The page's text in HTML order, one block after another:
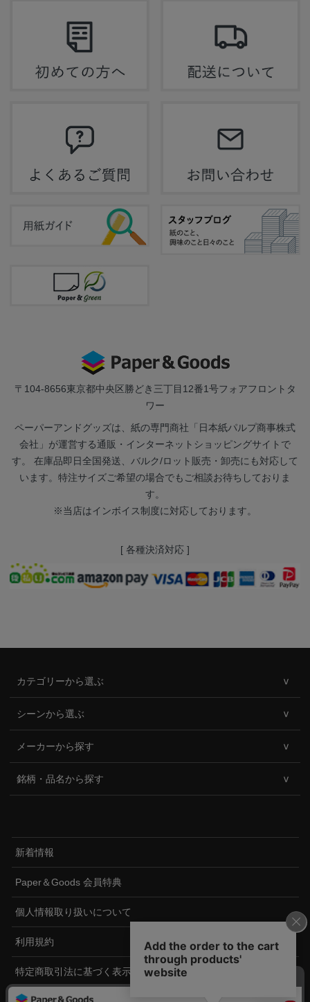
〒104-8656東京都中央区勝どき三丁目12番1号フォアフロントタ
ワー
ペーパーアンドグッズは、紙の専門商社「日本紙パルプ商事株式
会社」が運営する通販・インターネットショッピングサイトで
す。 在庫品即日全国発送、バルク/ロット販売・卸売にも対応して
います。特注サイズご希望の場合でもご相談お待ちしておりま
す。
※当店はインボイス制度に対応しております。
[ 各種決済対応 ]
カテゴリーから選ぶ
シーンから選ぶ
メーカーから探す
銘柄・品名から探す
新着情報
Paper＆Goods 会員特典
個人情報取り扱いについて
利用規約
特定商取引法に基づく表示